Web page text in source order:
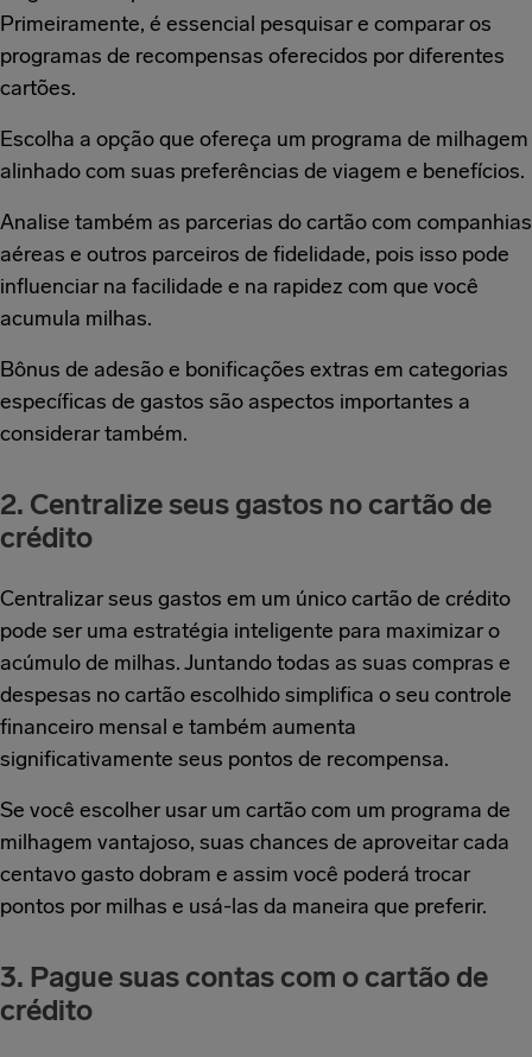
Primeiramente, é essencial pesquisar e comparar os
programas de recompensas oferecidos por diferentes
cartões.
Escolha a opção que ofereça um programa de milhagem
alinhado com suas preferências de viagem e benefícios.
Analise também as parcerias do cartão com companhias
aéreas e outros parceiros de fidelidade, pois isso pode
influenciar na facilidade e na rapidez com que você
acumula milhas.
Bônus de adesão e bonificações extras em categorias
específicas de gastos são aspectos importantes a
considerar também.
2. Centralize seus gastos no cartão de
crédito
Centralizar seus gastos em um único cartão de crédito
pode ser uma estratégia inteligente para maximizar o
acúmulo de milhas. Juntando todas as suas compras e
despesas no cartão escolhido simplifica o seu controle
financeiro mensal e também aumenta
significativamente seus pontos de recompensa.
Se você escolher usar um cartão com um programa de
milhagem vantajoso, suas chances de aproveitar cada
centavo gasto dobram e assim você poderá trocar
pontos por milhas e usá-las da maneira que preferir.
3. Pague suas contas com o cartão de
crédito